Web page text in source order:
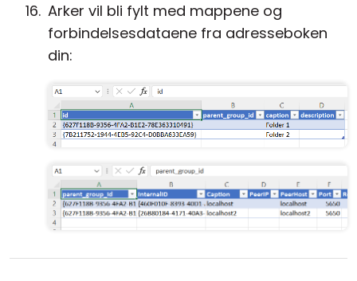
Arker vil bli fylt med mappene og
forbindelsesdataene fra adresseboken
din: